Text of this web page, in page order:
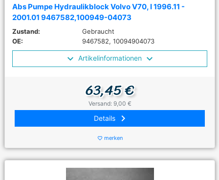
Abs Pumpe Hydraulikblock Volvo V70, I 1996.11 -
2001.01 9467582,100949-04073
Zustand:
Gebraucht
OE:
9467582, 10094904073
Artikelinformationen
63,45 €
Versand: 9,00 €
Details keyboard_arrow_right
favorite_border merken